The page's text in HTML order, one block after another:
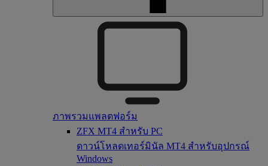
ภาพรวมแพลตฟอร์ม
ZFX MT4 สำหรับ PC
ดาวน์โหลดเทอร์มินัล MT4 สำหรับอุปกรณ์
Windows